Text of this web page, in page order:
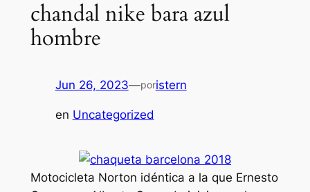
chandal nike bara azul
hombre
Jun 26, 2023—poristern
en Uncategorized
Motocicleta Norton idéntica a la que Ernesto